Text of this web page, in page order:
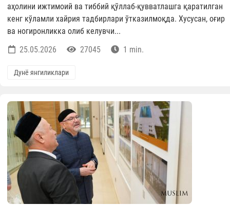
аҳолини ижтимоий ва тиббий қўллаб-қувватлашга қаратилган
кенг кўламли хайрия тадбирлари ўтказилмоқда. Хусусан, оғир
ва ногиронликка олиб келувчи...
25.05.2026
27045 1 min.
Дунё янгиликлари